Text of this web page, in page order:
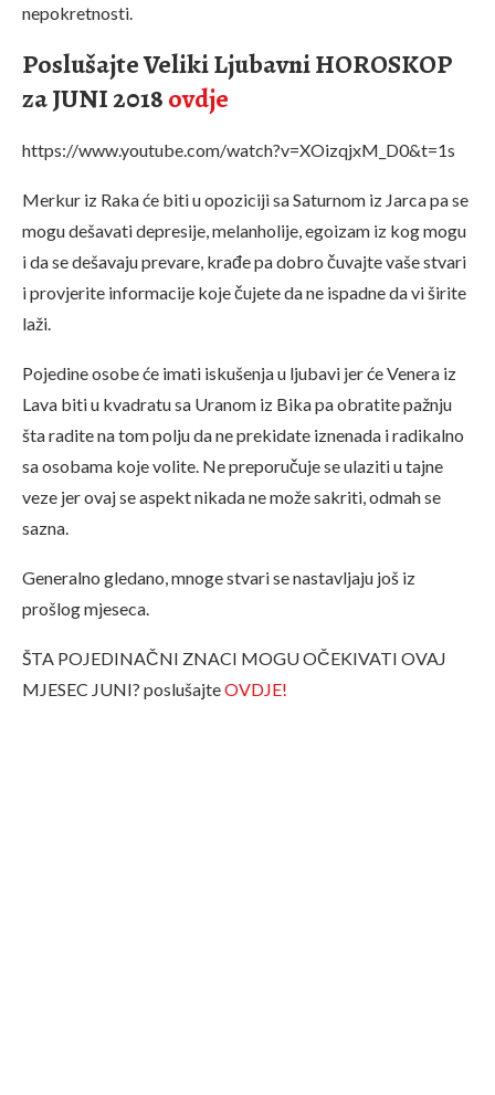
nepokretnosti.
Poslušajte Veliki Ljubavni HOROSKOP
za JUNI 2018ovdje
https://www.youtube.com/watch?v=XOizqjxM_D0&t=1s
Merkur iz Raka će biti u opoziciji sa Saturnom iz Jarca pa se
mogu dešavati depresije, melanholije, egoizam iz kog mogu
i da se dešavaju prevare, krađe pa dobro čuvajte vaše stvari
i provjerite informacije koje čujete da ne ispadne da vi širite
laži.
Pojedine osobe će imati iskušenja u ljubavi jer će Venera iz
Lava biti u kvadratu sa Uranom iz Bika pa obratite pažnju
šta radite na tom polju da ne prekidate iznenada i radikalno
sa osobama koje volite. Ne preporučuje se ulaziti u tajne
veze jer ovaj se aspekt nikada ne može sakriti, odmah se
sazna.
Generalno gledano, mnoge stvari se nastavljaju još iz
prošlog mjeseca.
ŠTA POJEDINAČNI ZNACI MOGU OČEKIVATI OVAJ
MJESEC JUNI? poslušajteOVDJE!